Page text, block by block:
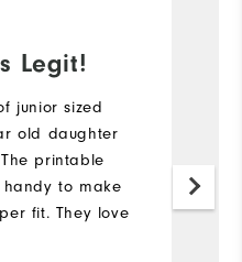
Legit!
junior sized
old daughter
printable
to make
fit. They love